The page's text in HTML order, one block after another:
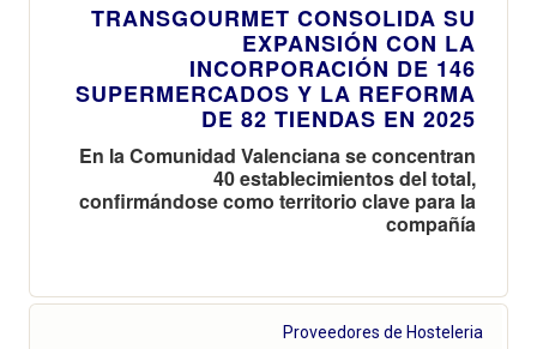
TRANSGOURMET CONSOLIDA SU
EXPANSIÓN CON LA
INCORPORACIÓN DE 146
SUPERMERCADOS Y LA REFORMA
DE 82 TIENDAS EN 2025
En la Comunidad Valenciana se concentran
40 establecimientos del total,
confirmándose como territorio clave para la
compañía
Proveedores de Hosteleria